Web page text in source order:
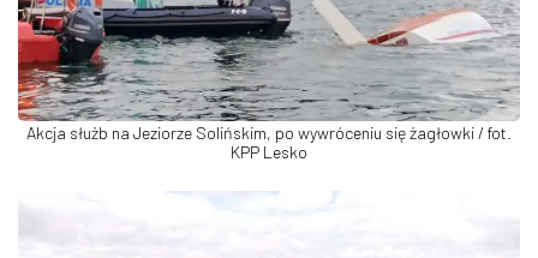
Akcja służb na Jeziorze Solińskim, po wywróceniu się żagłowki / fot.
KPP Lesko